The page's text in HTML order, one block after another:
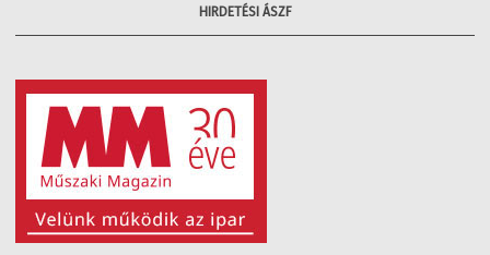
HIRDETÉSI ÁSZF